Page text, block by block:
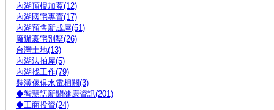
內湖頂樓加蓋(12)
內湖國宅專賣(17)
內湖預售新成屋(51)
廠辦豪宅別墅(26)
台灣土地(13)
內湖法拍屋(5)
內湖找工作(79)
裝潢傢俱水電相關(3)
◆智慧語新聞健康資訊(201)
◆工商投資(24)